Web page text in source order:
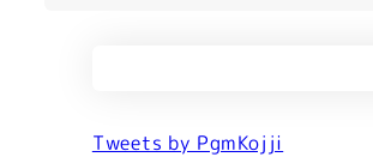
Tweets by PgmKojji